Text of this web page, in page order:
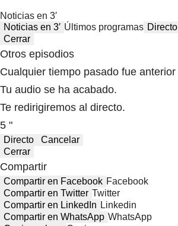
Noticias en 3′
Noticias en 3′ Últimos programas Directo
Cerrar
Otros episodios
Cualquier tiempo pasado fue anterior
Tu audio se ha acabado.
Te redirigiremos al directo.
5 "
Directo
Cancelar
Cerrar
Compartir
Compartir en Facebook Facebook
Compartir en Twitter Twitter
Compartir en LinkedIn Linkedin
Compartir en WhatsApp WhatsApp